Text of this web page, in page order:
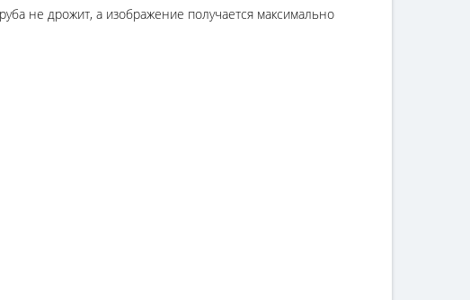
не дрожит, а изображение получается максимально